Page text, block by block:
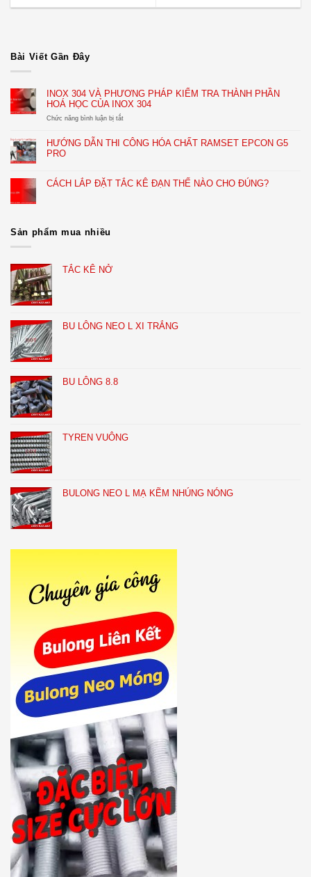
Bài Viết Gần Đây
INOX 304 VÀ PHƯƠNG PHÁP KIỂM TRA THÀNH PHẦN
HOÁ HỌC CỦA INOX 304
Chức năng bình luận bị tắtở
304
VÀ
KIỂM
TRA
HƯỚNG DẪN THI CÔNG HÓA CHẤT RAMSET EPCON G5
PRO
CÁCH LẮP ĐẶT TẮC KÊ ĐẠN THẾ NÀO CHO ĐÚNG?
Sản phẩm mua nhiều
TẮC KÊ NỞ
BU LÔNG NEO L XI TRẮNG
BU LÔNG 8.8
TYREN VUÔNG
BULONG NEO L MẠ KẼM NHÚNG NÓNG